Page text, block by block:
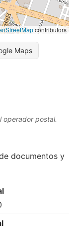
contributors
Maps
operador postal.
documentos y